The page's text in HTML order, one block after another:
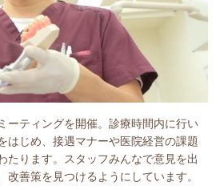
ーティングを開催。診療時間内に行い
はじめ、接遇マナーや医院経営の課題
たります。スタッフみんなで意見を出
改善策を見つけるようにしています。